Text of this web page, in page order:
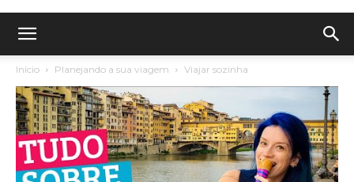
Guria
Início Planejando a sua viagem Viajar sozinha